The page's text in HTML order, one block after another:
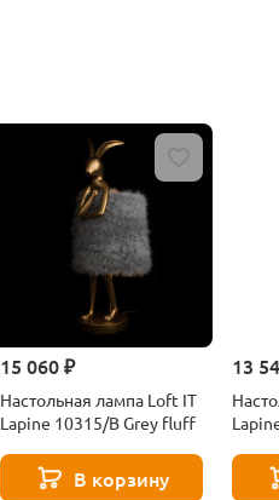
15 060 ₽
Настольная лампа Loft IT
Lapine 10315/B Grey fluff
В корзину
13